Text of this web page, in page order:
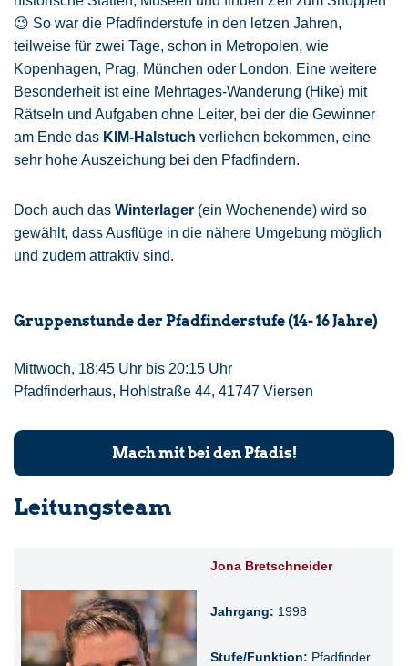
😉 So war die Pfadfinderstufe in den letzen Jahren,
teilweise für zwei Tage, schon in Metropolen, wie
Kopenhagen, Prag, München oder London. Eine weitere
Besonderheit ist eine Mehrtages-Wanderung (Hike) mit
Rätseln und Aufgaben ohne Leiter, bei der die Gewinner
am Ende das KIM-Halstuch verliehen bekommen, eine
sehr hohe Auszeichung bei den Pfadfindern.
Doch auch das Winterlager (ein Wochenende) wird so
gewählt, dass Ausflüge in die nähere Umgebung möglich
und zudem attraktiv sind.
Gruppenstunde der Pfadfinderstufe (14- 16 Jahre)
Mittwoch, 18:45 Uhr bis 20:15 Uhr
Pfadfinderhaus, Hohlstraße 44, 41747 Viersen
Mach mit bei den Pfadis!
Leitungsteam
Jona Bretschneider
Jahrgang: 1998
Stufe/Funktion: Pfadfinder